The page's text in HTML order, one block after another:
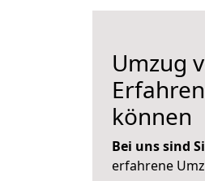
Umzug
können
Bei uns sind
erfahrene